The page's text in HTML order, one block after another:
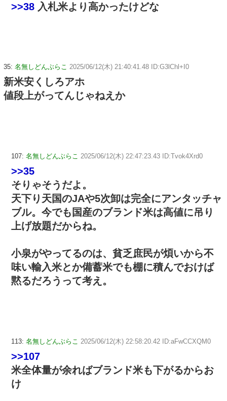
>>38 入札米より高かったけどな
35: 名無しどんぶらこ 2025/06/12(木) 21:40:41.48 ID:G3lChl+I0
新米安くしろアホ
値段上がってんじゃねえか
107: 名無しどんぶらこ 2025/06/12(木) 22:47:23.43 ID:Tvok4Xrd0
>>35
そりゃそうだよ。
天下り天国のJAや5次卸は完全にアンタッチャ
ブル。今でも国産のブランド米は高値に吊り
上げ放題だからね。
小泉がやってるのは、貧乏庶民が煩いから不
味い輸入米とか備蓄米でも棚に積んでおけば
黙るだろうって考え。
113: 名無しどんぶらこ 2025/06/12(木) 22:58:20.42 ID:aFwCCXQM0
>>107
米全体量が余ればブランド米も下がるからお
け